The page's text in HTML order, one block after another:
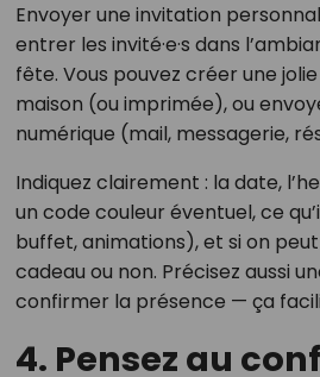
Envoyer une invitation
entrer les invité·e·s dans
fête. Vous pouvez créer une
maison (ou imprimée), ou
numérique (mail, messagerie,
Indiquez clairement : la date,
un code couleur éventuel, ce
buffet, animations), et si on
cadeau ou non. Précisez aussi
confirmer la présence — ça
4. Pensez au